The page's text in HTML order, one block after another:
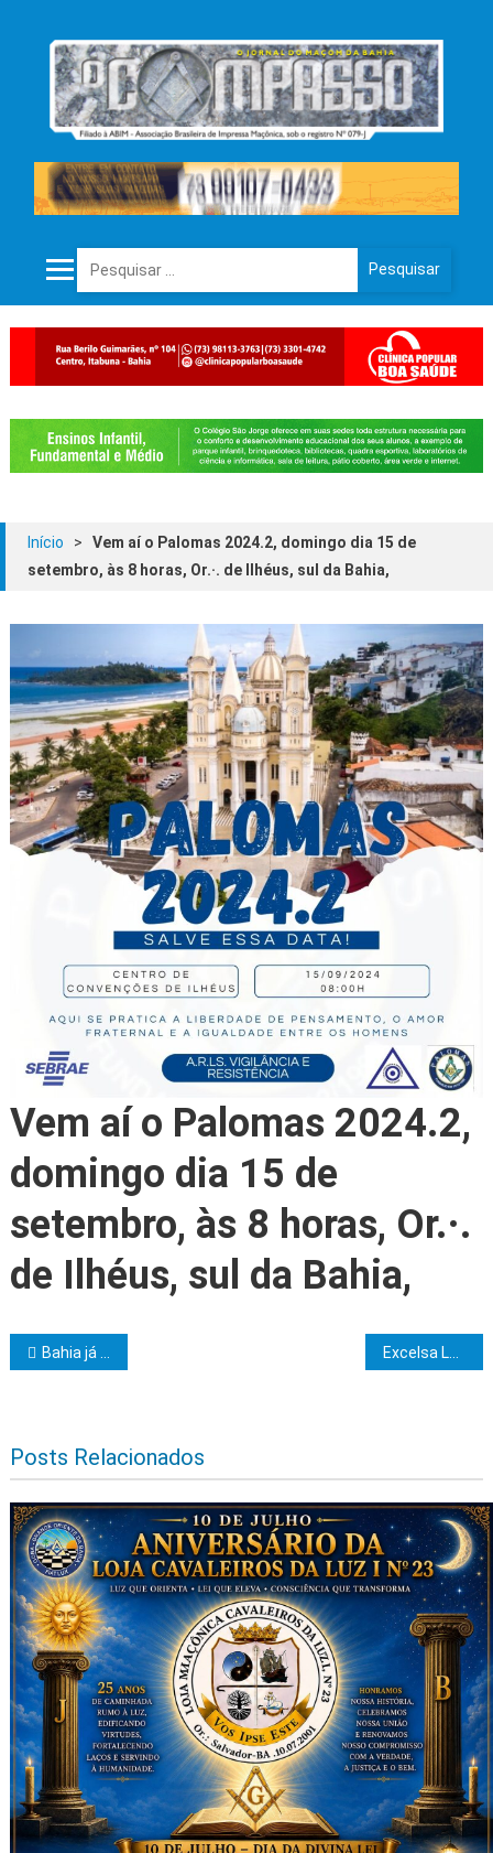
Pesquisar por:
Início >
Vem aí o Palomas 2024.2, domingo dia 15 de
setembro, às 8 horas, Or.·. de Ilhéus, sul da Bahia,
Vem aí o Palomas 2024.2,
domingo dia 15 de
setembro, às 8 horas, Or.·.
de Ilhéus, sul da Bahia,
Navegação de Post
Bahia já investiu quase R$ 5 bilhões em 2024, com ênfase nas áreas social e de infraestrutura Excelsa Loja de Perfeição Coelho Mésseder, Clima de Itabuna, convida os IIr.·. do sul da Bahia para Iniciação aos Graus 5 e 6, dia 11 de setembro, às 20 horas
Posts Relacionados